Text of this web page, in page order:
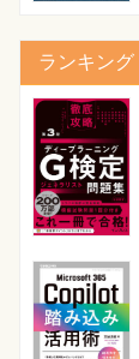
ランキング